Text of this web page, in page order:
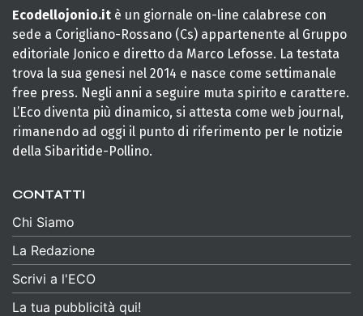
Ecodellojonio.it è un giornale on-line calabrese con
sede a Corigliano-Rossano (Cs) appartenente al Gruppo
editoriale Jonico e diretto da Marco Lefosse. La testata
trova la sua genesi nel 2014 e nasce come settimanale
free press. Negli anni a seguire muta spirito e carattere.
L’Eco diventa più dinamico, si attesta come web journal,
rimanendo ad oggi il punto di riferimento per le notizie
della Sibaritide-Pollino.
CONTATTI
Chi Siamo
La Redazione
Scrivi a l'ECO
La tua pubblicità qui!